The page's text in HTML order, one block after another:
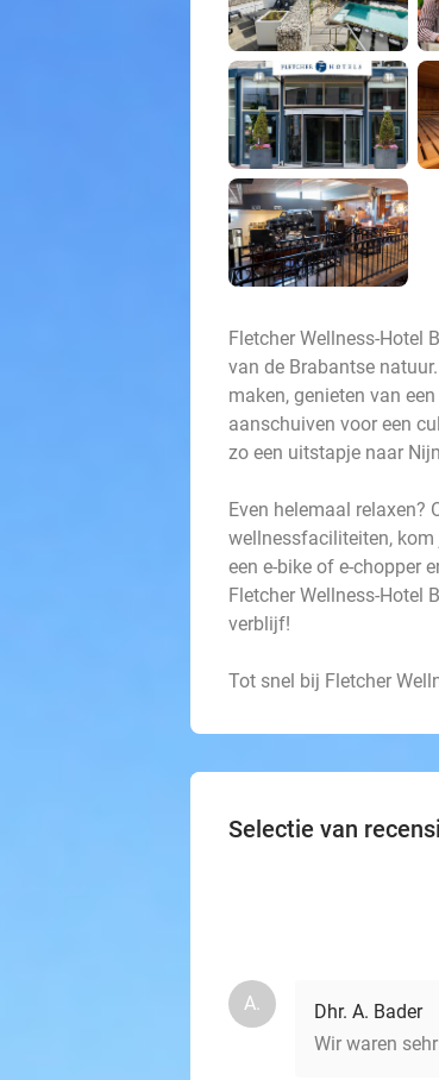
Fletcher Wellness-Hotel
van de Brabantse
maken, genieten van
aanschuiven voor een
zo een uitstapje naar
Even helemaal relaxen?
wellnessfaciliteiten, kom
een e-bike of e-chopper
Fletcher Wellness-Hotel
verblijf!
Tot snel bij Fletcher
Selectie van
A.
Dhr. A. Bader
Wir waren